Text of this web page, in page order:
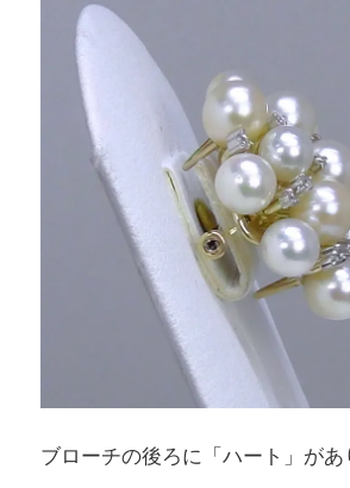
ブローチの後ろに「ハート」があ